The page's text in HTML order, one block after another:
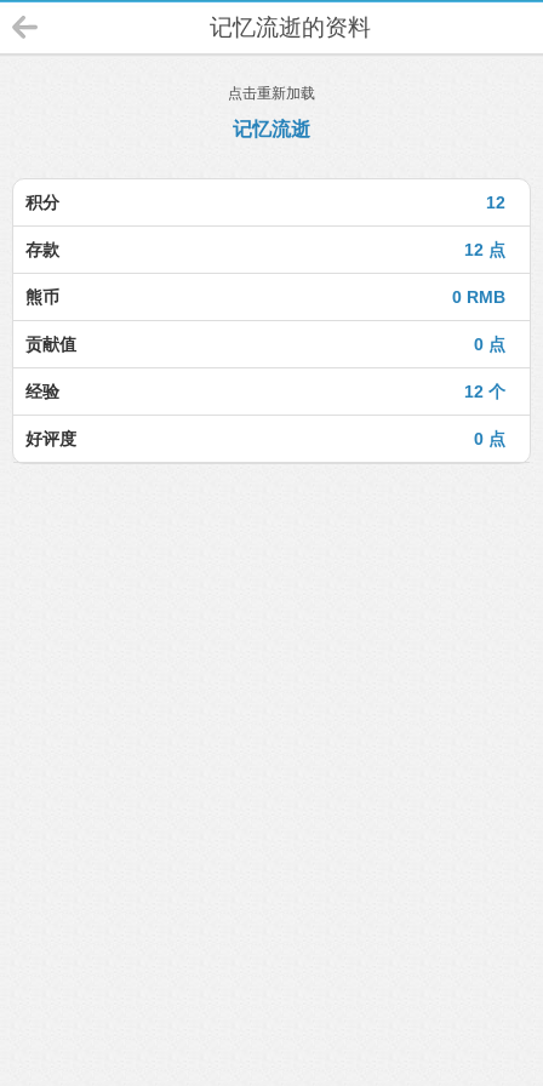
记忆流逝的资料
点击重新加载
记忆流逝
12
积分
12 点
存款
0 RMB
熊币
0 点
贡献值
12 个
经验
0 点
好评度